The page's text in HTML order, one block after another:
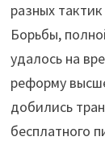
разных
Борьбы,
удалось на
реформу
добились
бесплатного